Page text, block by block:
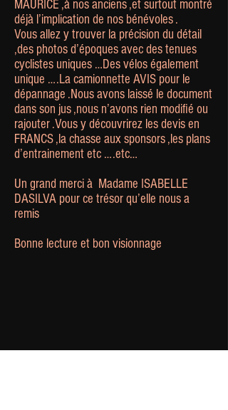
MAURICE ,à nos anciens ,et surtout montré
déjà l’implication de nos bénévoles .
Vous allez y trouver la précision du détail
,des photos d’époques avec des tenues
cyclistes uniques …Des vélos également
unique ….La camionnette AVIS pour le
dépannage .Nous avons laissé le document
dans son jus ,nous n’avons rien modifié ou
rajouter .Vous y découvrirez les devis en
FRANCS ,la chasse aux sponsors ,les plans
d’entrainement etc ….etc…
Un grand merci à Madame ISABELLE
DASILVA pour ce trésor qu’elle nous a
remis
Bonne lecture et bon visionnage